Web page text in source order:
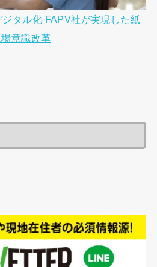
タル化 FAPV社が実現した紙
意識改革